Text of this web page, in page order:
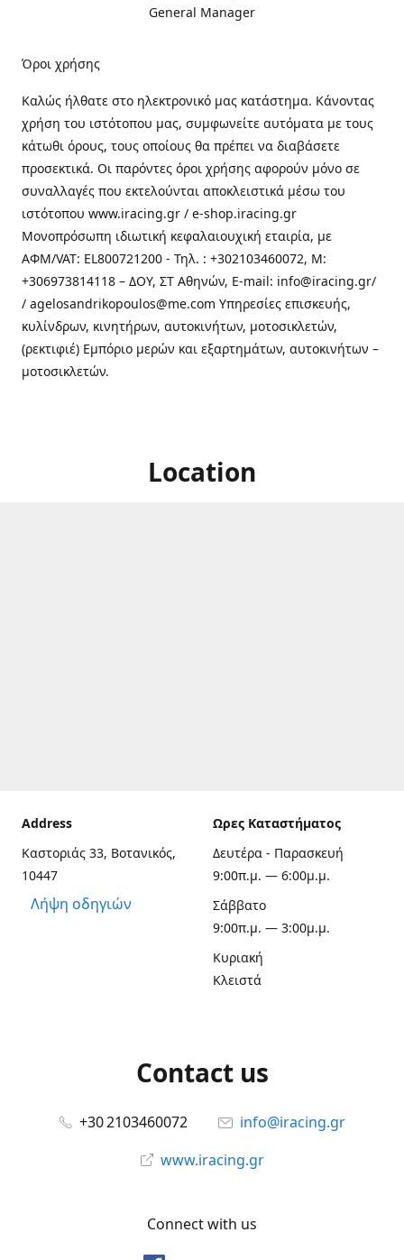
General Manager
Όροι χρήσης
Καλώς ήλθατε στo ηλεκτρονικό μας κατάστημα. Κάνοντας
χρήση του ιστότοπου μας, συμφωνείτε αυτόματα με τους
κάτωθι όρους, τους οποίους θα πρέπει να διαβάσετε
προσεκτικά. Οι παρόντες όροι χρήσης αφορούν μόνο σε
συναλλαγές που εκτελούνται αποκλειστικά μέσω του
ιστότοπου www.iracing.gr / e-shop.iracing.gr
Μονοπρόσωπη ιδιωτική κεφαλαιουχική εταιρία, με
ΑΦΜ/VAT: EL800721200 - Τηλ. : +302103460072, M:
+306973814118 – ΔΟΥ, ΣΤ Αθηνών, E-mail: info@iracing.gr/
/ agelosandrikopoulos@me.com Υπηρεσίες επισκευής,
κυλίνδρων, κινητήρων, αυτοκινήτων, μοτοσικλετών,
(ρεκτιφιέ) Εμπόριο μερών και εξαρτημάτων, αυτοκινήτων –
μοτοσικλετών.
Location
Address
Καστοριάς 33, Βοτανικός,
10447
Λήψη οδηγιών
Ωρες Καταστήματος
Δευτέρα - Παρασκευή
9:00π.μ. — 6:00μ.μ.
Σάββατο
9:00π.μ. — 3:00μ.μ.
Κυριακή
Κλειστά
Contact us
+30 2103460072
info@iracing.gr
www.iracing.gr
Connect with us